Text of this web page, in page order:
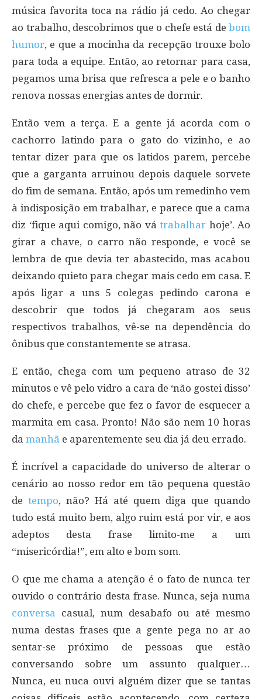
música favorita toca na rádio já cedo. Ao chegar
ao trabalho, descobrimos que o chefe está de bom
humor, e que a mocinha da recepção trouxe bolo
para toda a equipe. Então, ao retornar para casa,
pegamos uma brisa que refresca a pele e o banho
renova nossas energias antes de dormir.
Então vem a terça. E a gente já acorda com o
cachorro latindo para o gato do vizinho, e ao
tentar dizer para que os latidos parem, percebe
que a garganta arruinou depois daquele sorvete
do fim de semana. Então, após um remedinho vem
à indisposição em trabalhar, e parece que a cama
diz ‘fique aqui comigo, não vá trabalhar hoje’. Ao
girar a chave, o carro não responde, e você se
lembra de que devia ter abastecido, mas acabou
deixando quieto para chegar mais cedo em casa. E
após ligar a uns 5 colegas pedindo carona e
descobrir que todos já chegaram aos seus
respectivos trabalhos, vê-se na dependência do
ônibus que constantemente se atrasa.
E então, chega com um pequeno atraso de 32
minutos e vê pelo vidro a cara de ‘não gostei disso’
do chefe, e percebe que fez o favor de esquecer a
marmita em casa. Pronto! Não são nem 10 horas
da manhã e aparentemente seu dia já deu errado.
É incrível a capacidade do universo de alterar o
cenário ao nosso redor em tão pequena questão
de tempo, não? Há até quem diga que quando
tudo está muito bem, algo ruim está por vir, e aos
adeptos desta frase limito-me a um
“misericórdia!”, em alto e bom som.
O que me chama a atenção é o fato de nunca ter
ouvido o contrário desta frase. Nunca, seja numa
conversa casual, num desabafo ou até mesmo
numa destas frases que a gente pega no ar ao
sentar-se próximo de pessoas que estão
conversando sobre um assunto qualquer…
Nunca, eu nuca ouvi alguém dizer que se tantas